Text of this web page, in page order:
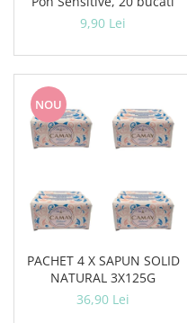
9,90 Lei
NOU
PACHET 4 X SAPUN SOLID
NATURAL 3X125G
36,90 Lei